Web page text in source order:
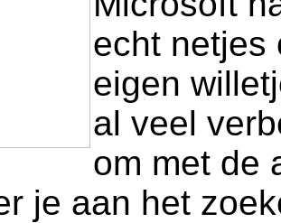
echt netjes
eigen
al veel
om met de
je aan het